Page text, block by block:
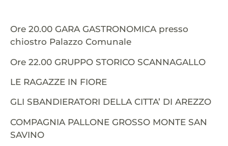
Ore 20.00 GARA GASTRONOMICA presso
chiostro Palazzo Comunale
Ore 22.00 GRUPPO STORICO SCANNAGALLO
LE RAGAZZE IN FIORE
GLI SBANDIERATORI DELLA CITTA’ DI AREZZO
COMPAGNIA PALLONE GROSSO MONTE SAN
SAVINO